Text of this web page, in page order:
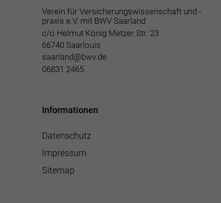
Verein für Versicherungswissenschaft und -
praxis e.V. mit BWV Saarland
c/o Helmut König Metzer Str. 23
66740 Saarlouis
saarland@bwv.de
06831 2465
Informationen
Datenschutz
Impressum
Sitemap